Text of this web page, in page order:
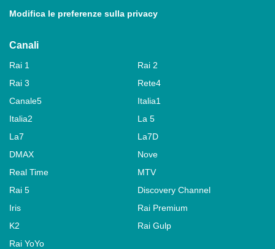
Modifica le preferenze sulla privacy
Canali
Rai 1
Rai 2
Rai 3
Rete4
Canale5
Italia1
Italia2
La 5
La7
La7D
DMAX
Nove
Real Time
MTV
Rai 5
Discovery Channel
Iris
Rai Premium
K2
Rai Gulp
Rai YoYo